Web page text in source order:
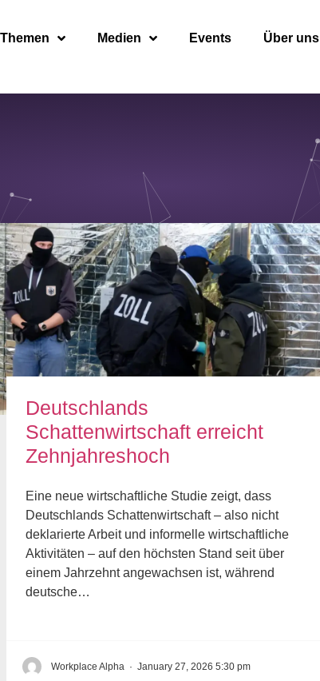
Themen Medien Events Über uns
Deutschlands
Schattenwirtschaft erreicht
Zehnjahreshoch
Eine neue wirtschaftliche Studie zeigt, dass
Deutschlands Schattenwirtschaft – also nicht
deklarierte Arbeit und informelle wirtschaftliche
Aktivitäten – auf den höchsten Stand seit über
einem Jahrzehnt angewachsen ist, während
deutsche…
Workplace Alpha · January 27, 2026 5:30 pm